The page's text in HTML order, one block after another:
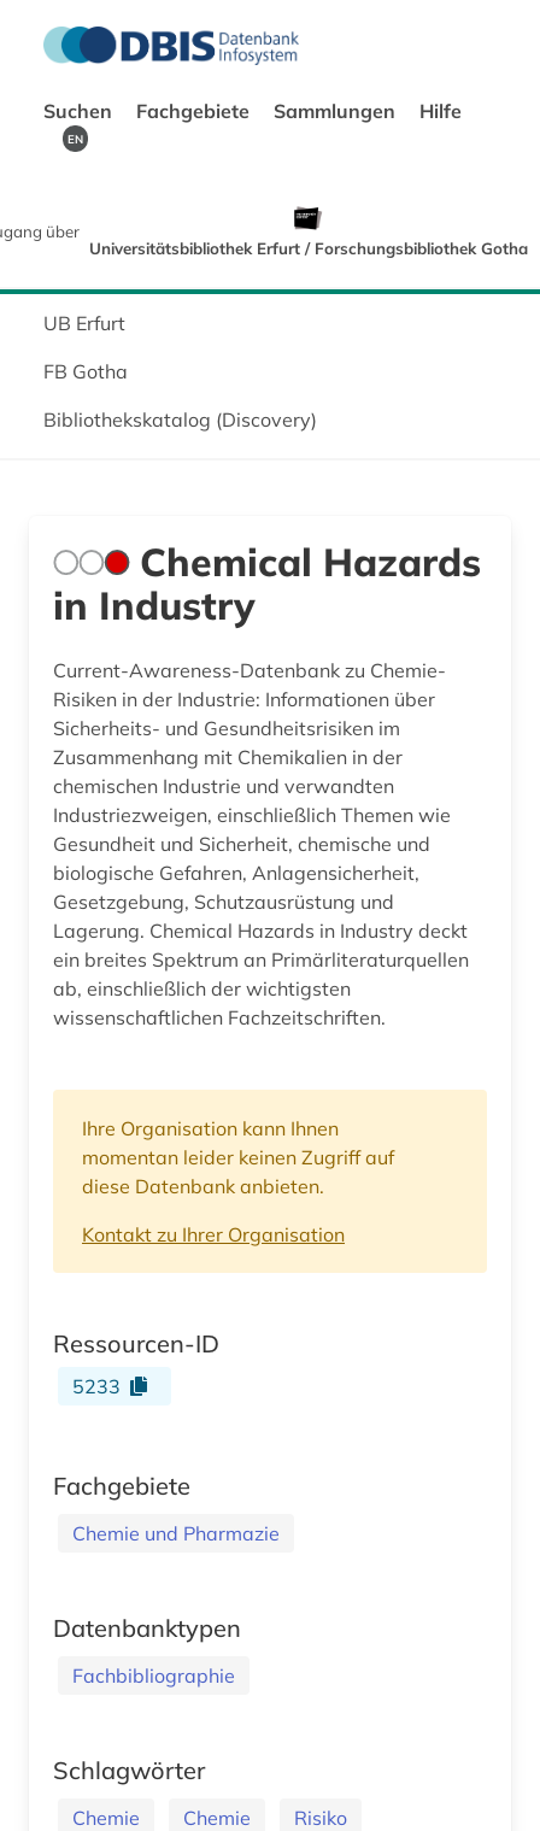
Suchen Fachgebiete Sammlungen Hilfe
EN
über
Universitätsbibliothek Erfurt / Forschungsbibliothek Gotha
UB Erfurt
FB Gotha
Bibliothekskatalog (Discovery)
Chemical Hazards
in Industry
Current-Awareness-Datenbank zu Chemie-
Risiken in der Industrie: Informationen über
Sicherheits- und Gesundheitsrisiken im
Zusammenhang mit Chemikalien in der
chemischen Industrie und verwandten
Industriezweigen, einschließlich Themen wie
Gesundheit und Sicherheit, chemische und
biologische Gefahren, Anlagensicherheit,
Gesetzgebung, Schutzausrüstung und
Lagerung. Chemical Hazards in Industry deckt
ein breites Spektrum an Primärliteraturquellen
ab, einschließlich der wichtigsten
wissenschaftlichen Fachzeitschriften.
Ihre Organisation kann Ihnen
momentan leider keinen Zugriff auf
diese Datenbank anbieten.
Kontakt zu Ihrer Organisation
Ressourcen-ID
5233
Fachgebiete
Chemie und Pharmazie
Datenbanktypen
Fachbibliographie
Schlagwörter
Chemie Chemie
Risiko